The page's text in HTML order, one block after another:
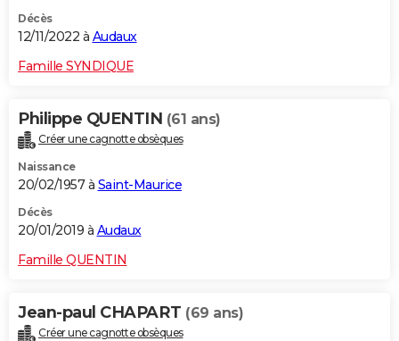
S'inscrire
Se connecter
Lycées
Collèges
Primaires
Universités
Entreprises
Service militaire
Avis de recherche
AVIS DE DÉCÈS
FORUM
Bricolage
Lifestyle
Culture
Sport
Auto
Television
Voyage
Cinema
Décès
12/11/2022 à Audaux
Famille SYNDIQUE
Philippe QUENTIN (61 ans)
Créer une cagnotte obsèques
Naissance
20/02/1957 à Saint-Maurice
Décès
20/01/2019 à Audaux
Famille QUENTIN
Jean-paul CHAPART (69 ans)
Créer une cagnotte obsèques